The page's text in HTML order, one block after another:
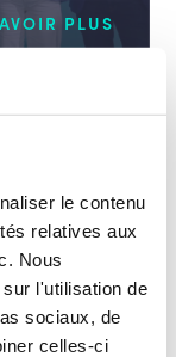
le contenu
relatives aux
Nous
l'utilisation de
sociaux, de
celles-ci
PLUS
les
2027
PLUS